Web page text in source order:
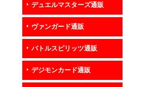
デュエルマスターズ通販
ヴァンガード通販
バトルスピリッツ通販
デジモンカード通販